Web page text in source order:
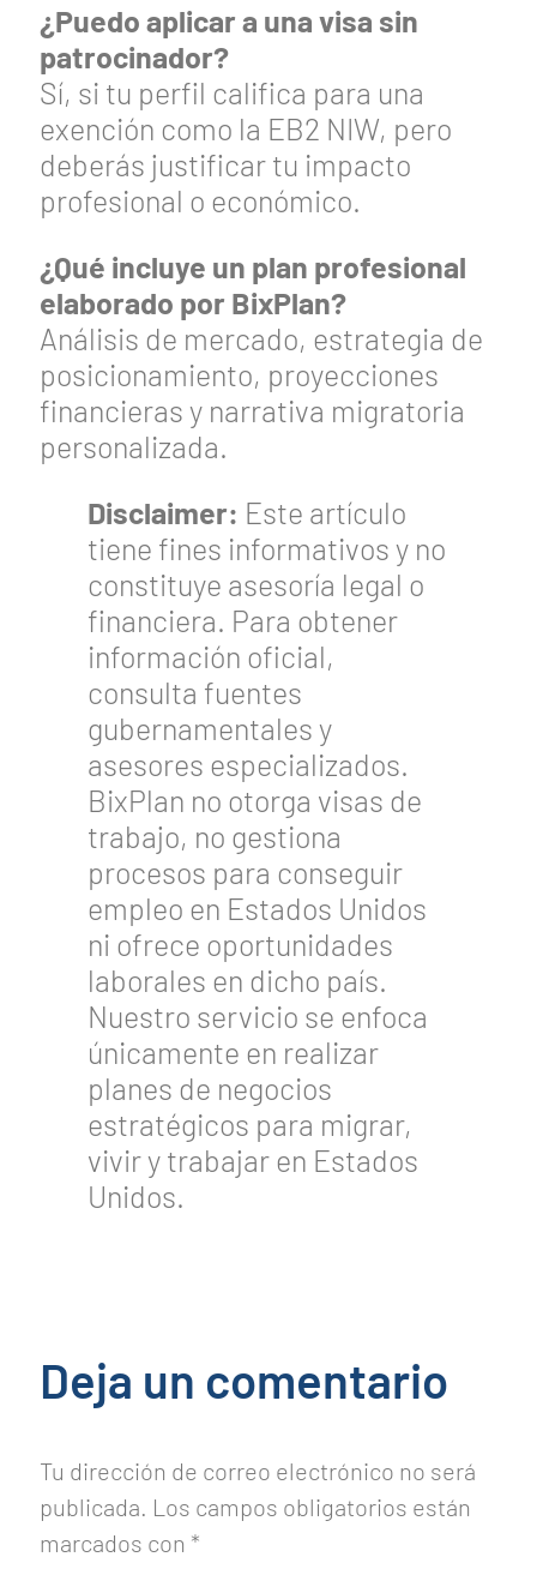
¿Puedo aplicar a una visa sin
patrocinador?
Sí, si tu perfil califica para una
exención como la EB2 NIW, pero
deberás justificar tu impacto
profesional o económico.
¿Qué incluye un plan profesional
elaborado por BixPlan?
Análisis de mercado, estrategia de
posicionamiento, proyecciones
financieras y narrativa migratoria
personalizada.
Disclaimer: Este artículo
tiene fines informativos y no
constituye asesoría legal o
financiera. Para obtener
información oficial,
consulta fuentes
gubernamentales y
asesores especializados.
BixPlan no otorga visas de
trabajo, no gestiona
procesos para conseguir
empleo en Estados Unidos
ni ofrece oportunidades
laborales en dicho país.
Nuestro servicio se enfoca
únicamente en realizar
planes de negocios
estratégicos para migrar,
vivir y trabajar en Estados
Unidos.
Deja un comentario
Tu dirección de correo electrónico no será
publicada. Los campos obligatorios están
marcados con *